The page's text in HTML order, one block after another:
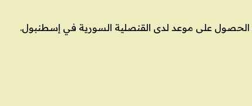
الحصول على موعد لدى القنصلية السورية في إسطنبول.